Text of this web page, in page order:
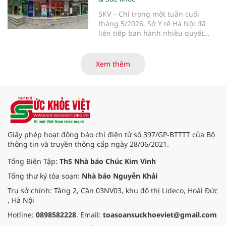
không đáp ứng quy định.
SKV – Chỉ trong một tuần cuối
tháng 5/2026, Sở Y tế Hà Nội đã
liên tiếp ban hành nhiều quyết
trên địa bàn. Nhiều phòng khám
Xem thêm
Giấy phép hoạt động báo chí điện tử số 397/GP-BTTTT của Bộ
thông tin và truyền thông cấp ngày 28/06/2021.
Tổng Biên Tập: ThS Nhà báo Chúc Kim Vinh
Tổng thư ký tòa soạn: Nhà báo Nguyễn Khải
Trụ sở chính: Tầng 2, Căn 03NV03, khu đô thị Lideco, Hoài Đức
, Hà Nội
Hotline: 0898582228. Email: toasoansuckhoeviet@gmail.com